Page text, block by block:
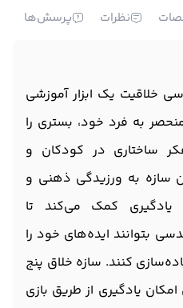
نظرات پرسش‌ها
خلاقیت یک ابزار آموزشی
به فرد خود، بستری را
ساختاری در کودکان و
سازه به ورزیدگی ذهنی و
یادگیری کمک می‌کند تا
بتوانند ایده‌های خود را
کنند. سازه خلاق پنج
یادگیری از طریق بازی